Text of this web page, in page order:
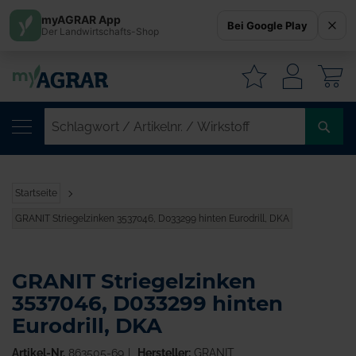
Startseite
GRANIT Striegelzinken 3537046, D033299 hinten Eurodrill, DKA
GRANIT Striegelzinken
3537046, D033299 hinten
Eurodrill, DKA
Artikel-Nr. 863505-69 Hersteller:GRANIT
myAGRAR App
Der Landwirtschafts-Shop Bei Google Play